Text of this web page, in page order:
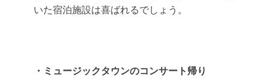
いた宿泊施設は喜ばれるでしょう。
・ミュージックタウンのコンサート帰り